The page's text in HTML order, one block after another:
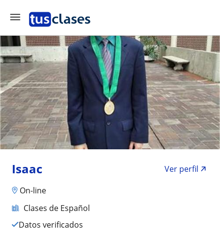
Isaac
Ver perfil
On-line
Clases de Español
Datos verificados